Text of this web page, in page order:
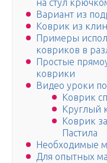
на стул
Вариант из
Коврик из
Примеры
ковриков в
Простые
коврики
Видео уроки
Коврик
Круглый
Коврик
Пастила
Необходимые
Для опытных